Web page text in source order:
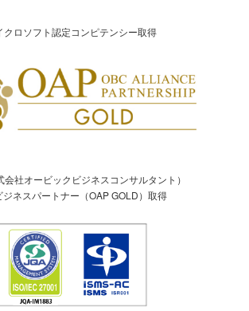
クロソフト認定コンピテンシー取得
会社オービックビジネスコンサルタント）
ジネスパートナー（OAP GOLD）取得